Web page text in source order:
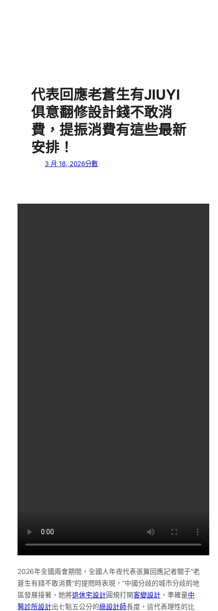
代表回應老蒼生有JIUYI
俱意翻修設計錢不敢消
費，提振消費有這些最新
安排！
3 月 18, 2026分數
2026年全國兩會期間，全國人年夜代表張翼回應記者關于“老
蒼生有錢不敢消費”的提問時表現，“中國分歧的城市分歧的地
區發展接著，她將退休宅設計圓規打開客變設計 ，準確量中
醫診所設計出七點五公分的綠設計師長度，這代表理性的比